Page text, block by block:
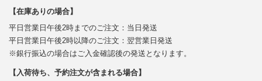
【在庫ありの場合】
平日営業日午後2時までのご注文：当日発送
平日営業日午後2時以降のご注文：翌営業日発送
※銀行振込の場合はご入金確認後の発送となります。
【入荷待ち、予約注文が含まれる場合】